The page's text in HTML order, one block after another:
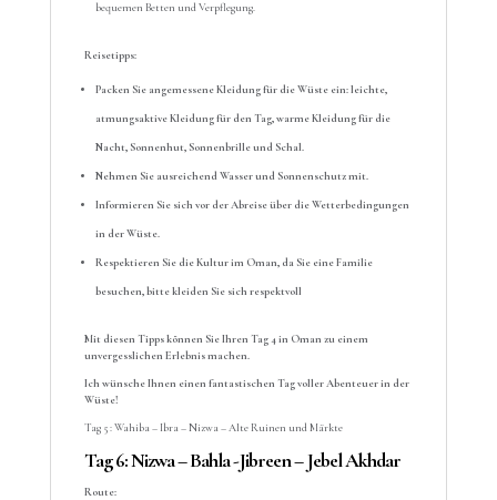
bequemen Betten und Verpflegung.
Reisetipps:
Packen Sie angemessene Kleidung für die Wüste ein: leichte,
atmungsaktive Kleidung für den Tag, warme Kleidung für die
Nacht, Sonnenhut, Sonnenbrille und Schal.
Nehmen Sie ausreichend Wasser und Sonnenschutz mit.
Informieren Sie sich vor der Abreise über die Wetterbedingungen
in der Wüste.
Respektieren Sie die Kultur im Oman, da Sie eineFamilie
besuchen, bitte kleiden Sie sich respektvoll
Mit diesen Tipps können Sie Ihren Tag 4 in Oman zu einem
unvergesslichen Erlebnis machen.
Ich wünsche Ihnen einen fantastischen Tag voller Abenteuer in der
Wüste!
Tag 5 : Wahiba – Ibra – Nizwa – Alte Ruinen und Märkte
Tag 6: Nizwa – Bahla -Jibreen – Jebel Akhdar
Route: